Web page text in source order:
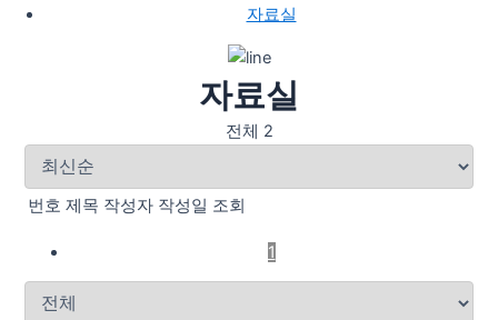
자료실
자료실
전체 2
번호 제목 작성자 작성일 조회
1